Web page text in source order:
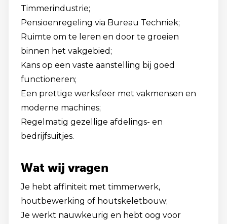
Timmerindustrie;
Pensioenregeling via Bureau Techniek;
Ruimte om te leren en door te groeien
binnen het vakgebied;
Kans op een vaste aanstelling bij goed
functioneren;
Een prettige werksfeer met vakmensen en
moderne machines;
Regelmatig gezellige afdelings- en
bedrijfsuitjes.
Wat wij vragen
Je hebt affiniteit met timmerwerk,
houtbewerking of houtskeletbouw;
Je werkt nauwkeurig en hebt oog voor